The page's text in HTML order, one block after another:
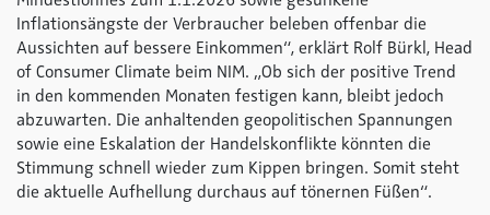
Inflationsängste der Verbraucher beleben offenbar die
Aussichten auf bessere Einkommen“, erklärt Rolf Bürkl, Head
of Consumer Climate beim NIM. „Ob sich der positive Trend
in den kommenden Monaten festigen kann, bleibt jedoch
abzuwarten. Die anhaltenden geopolitischen Spannungen
sowie eine Eskalation der Handelskonflikte könnten die
Stimmung schnell wieder zum Kippen bringen. Somit steht
die aktuelle Aufhellung durchaus auf tönernen Füßen“.